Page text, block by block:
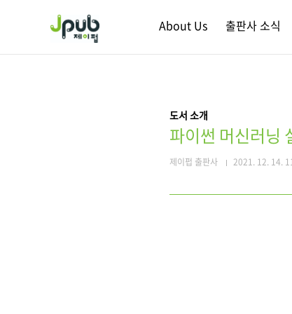
About Us 출판사 소식
도서 소개
파이썬 머신러닝
제이펍 출판사 2021. 12. 14.